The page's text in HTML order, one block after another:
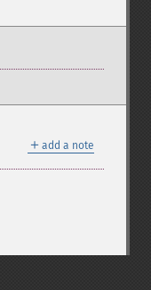
＋ add a note